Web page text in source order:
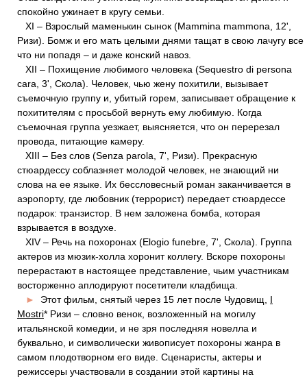
спокойно ужинает в кругу семьи.
XI – Взрослый маменькин сынок (Mammina mammona, 12',
Ризи). Бомж и его мать целыми днями тащат в свою лачугу все
что ни попадя – и даже конский навоз.
XII – Похищение любимого человека (Sequestro di persona
cara, 3', Скола). Человек, чью жену похитили, вызывает
съемочную группу и, убитый горем, записывает обращение к
похитителям с просьбой вернуть ему любимую. Когда
съемочная группа уезжает, выясняется, что он перерезал
провода, питающие камеру.
XIII – Без слов (Senza parola, 7', Ризи). Прекрасную
стюардессу соблазняет молодой человек, не знающий ни
слова на ее языке. Их бессловесный роман заканчивается в
аэропорту, где любовник (террорист) передает стюардессе
подарок: транзистор. В нем заложена бомба, которая
взрывается в воздухе.
XIV – Речь на похоронах (Elogio funebre, 7', Скола). Группа
актеров из мюзик-холла хоронит коллегу. Вскоре похороны
перерастают в настоящее представление, чьим участникам
восторженно аплодируют посетители кладбища.
►
Этот фильм, снятый через 15 лет после Чудовищ, I
Mostri* Ризи – словно венок, возложенный на могилу
итальянской комедии, и не зря последняя новелла и
буквально, и символически живописует похороны жанра в
самом плодотворном его виде. Сценаристы, актеры и
режиссеры участвовали в создании этой картины на